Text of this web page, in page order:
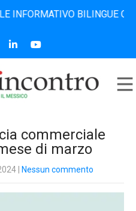
BILINGUE CHE
commerciale
di marzo
Nessun commento